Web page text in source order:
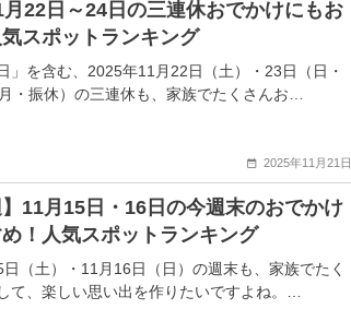
月22日～24日の三連休おでかけにもお
スポットランキング
」を含む、2025年11月22日（土）・23日（日・
・振休）の三連休も、家族でたくさんお…
2025年11月21日
】11月15日・16日の今週末のおでかけ
！人気スポットランキング
（土）・11月16日（日）の週末も、家族でたく
て、楽しい思い出を作りたいですよね。…